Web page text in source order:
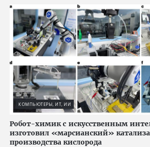
КОМПЬЮТЕРЫ, ИТ, ИИ
Робот-химик с искусственным
изготовил «марсианский»
производства кислорода